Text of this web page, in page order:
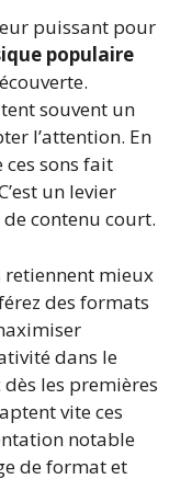
puissant pour
populaire
souvent un
l’attention. En
sons fait
un levier
contenu court.
retiennent mieux
des formats
dans le
les premières
vite ces
notable
de format et